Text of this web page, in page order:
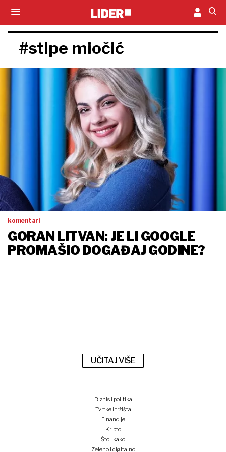
#stipe miočić
komentari
GORAN LITVAN: JE LI GOOGLE
PROMAŠIO DOGAĐAJ GODINE?
UČITAJ VIŠE
Biznis i politika
Tvrtke i tržišta
Financije
Kripto
Što i kako
Zeleno i digitalno